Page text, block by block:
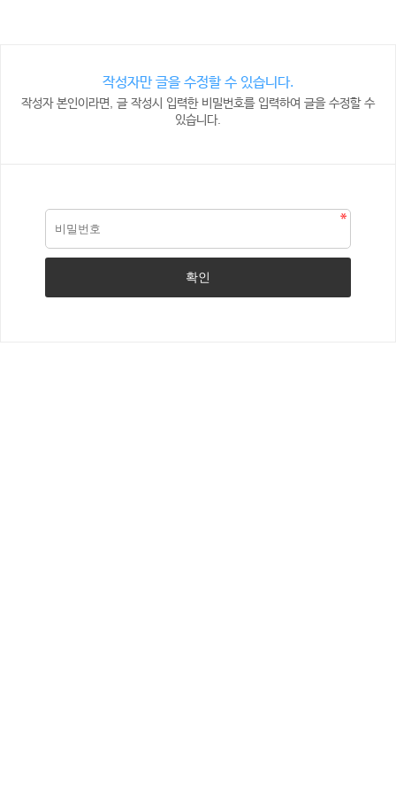
작성자만 글을 수정할 수 있습니다.
작성자 본인이라면, 글 작성시 입력한 비밀번호를 입력하여 글을 수정할 수
있습니다.